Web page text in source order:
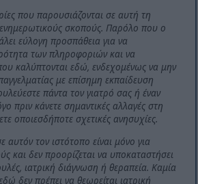
που παρουσιάζονται σε αυτή τη
ενημερωτικούς σκοπούς. Παρόλο που ο
εύλογη προσπάθεια για να
των πληροφοριών και να
καλύπτονται εδώ, ενδεχομένως να μην
με επίσημη εκπαίδευση
πάντα τον γιατρό σας ή έναν
πριν κάνετε σημαντικές αλλαγές στη
οποιεσδήποτε σχετικές ανησυχίες.
αυτόν τον ιστότοπο είναι μόνο για
και δεν προορίζεται να υποκαταστήσει
ιατρική διάγνωση ή θεραπεία. Καμία
δεν πρέπει να θεωρείται ιατρική